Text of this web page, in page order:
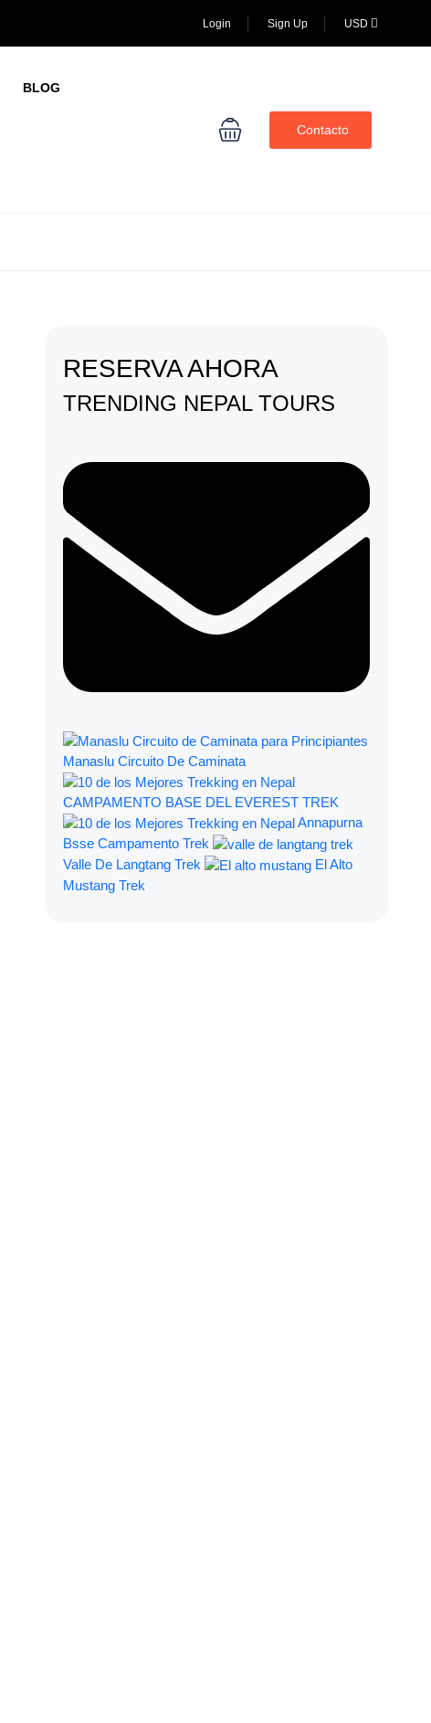
Login Sign Up USD
BLOG
Contacto
RESERVA AHORA
TRENDING NEPAL TOURS
Manaslu Circuito De Caminata
CAMPAMENTO BASE DEL EVEREST TREK
Annapurna
Bsse Campamento Trek
Valle De Langtang Trek
El Alto
Mustang Trek